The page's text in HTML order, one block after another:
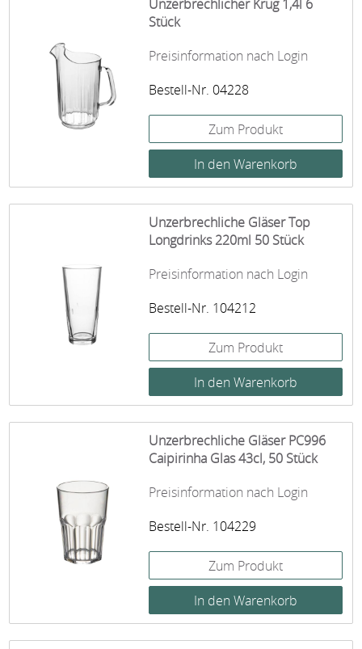
Unzerbrechlicher Krug 1,4l 6
Stück
Preisinformation nach Login
Bestell-Nr. 04228
Zum Produkt
Unzerbrechliche Gläser Top
Longdrinks 220ml 50 Stück
Preisinformation nach Login
Bestell-Nr. 104212
Zum Produkt
Unzerbrechliche Gläser PC996
Caipirinha Glas 43cl, 50 Stück
Preisinformation nach Login
Bestell-Nr. 104229
Zum Produkt